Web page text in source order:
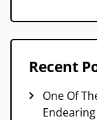
Recent
One Of